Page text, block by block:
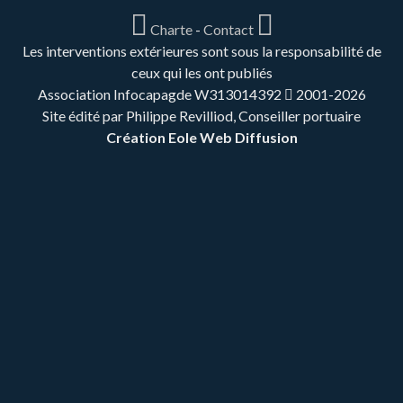
Charte- Contact
Les interventions extérieures sont sous la responsabilité de
ceux qui les ont publiés
Association Infocapagde W313014392
2001-2026
Site édité par Philippe Revilliod, Conseiller portuaire
Création Eole Web Diffusion